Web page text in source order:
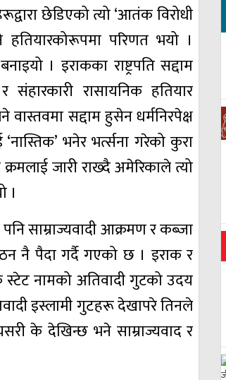
छेडिएको त्यो ‘आतंक विरोधी
हतियारकोरूपमा परिणत भयो ।
। इराकका राष्ट्रपति सद्दाम
रासायनिक हतियार
सद्दाम हुसेन धर्मनिरपेक्ष
भनेर भर्त्सना गरेको कुरा
जारी राख्दै अमेरिकाले त्यो
।
साम्राज्यवादी आक्रमण र कब्जा
पैदा गर्दै गएको छ । इराक र
नामको अतिवादी गुटको उदय
इस्लामी गुटहरू देखापरे तिनले
के देखिन्छ भने साम्राज्यवाद र